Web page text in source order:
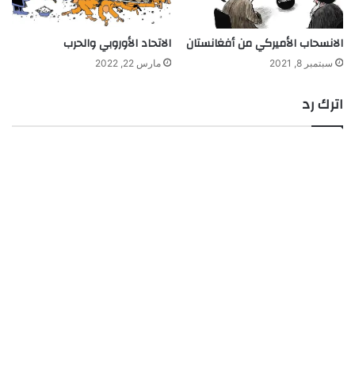
الانسحاب الأميركي من أفغانستان
سبتمبر 8, 2021
الاتحاد الأوروبي والحرب
مارس 22, 2022
اترك رد